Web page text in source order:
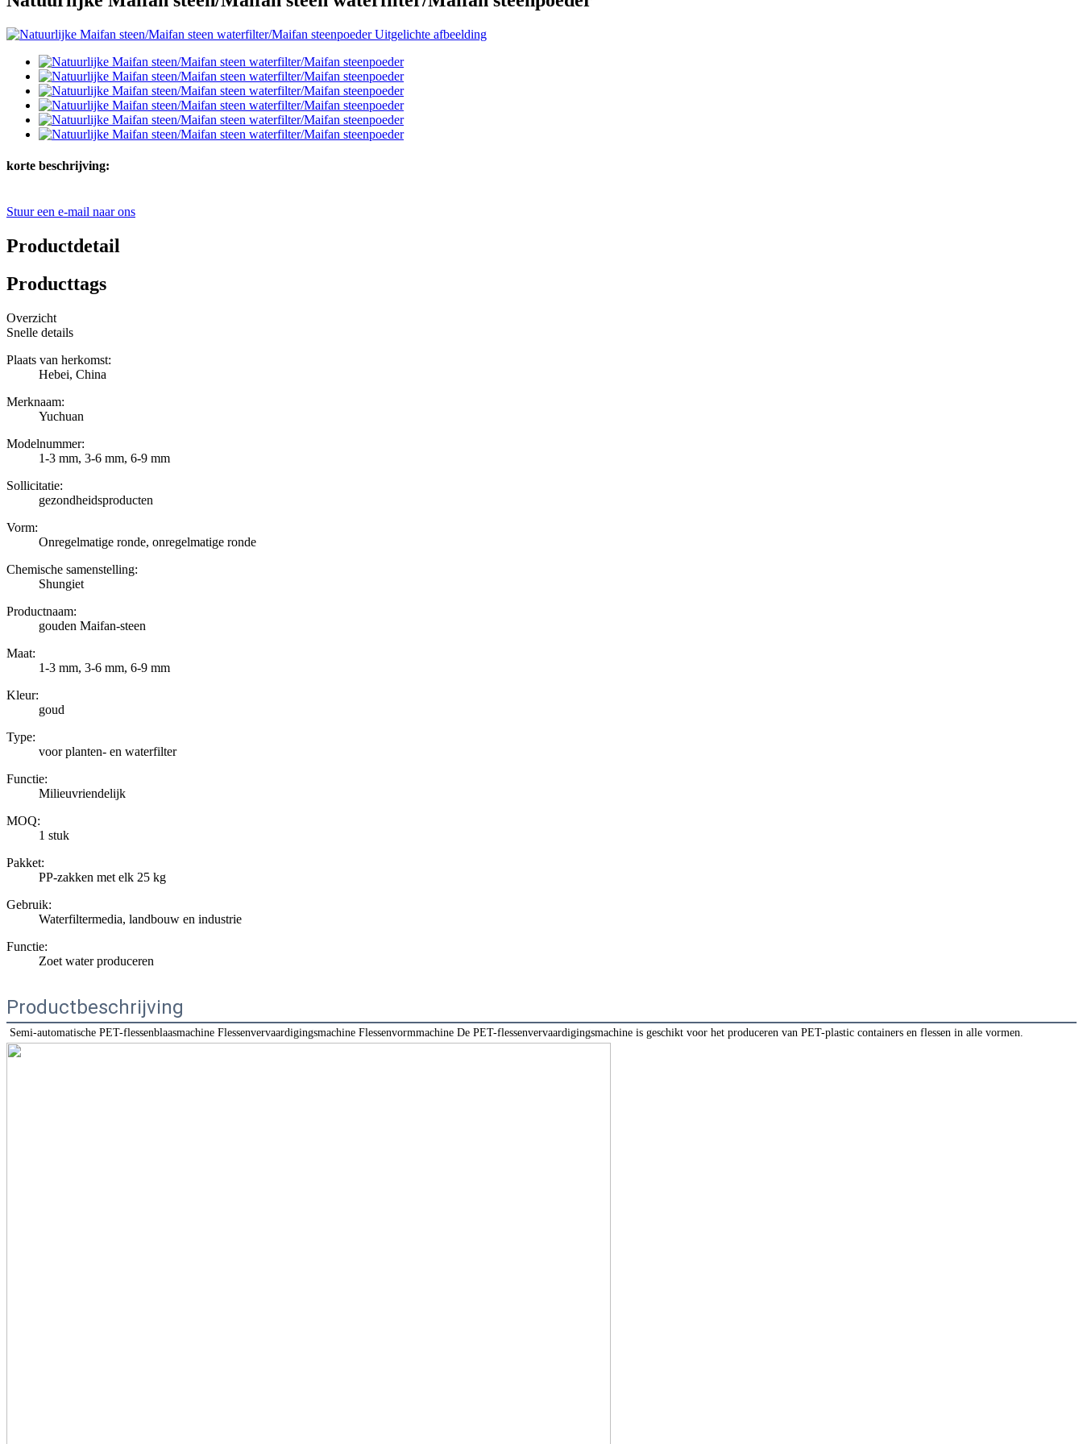
korte beschrijving:
Stuur een e-mail naar ons
Productdetail
Producttags
Overzicht
Snelle details
Plaats van herkomst:
Hebei, China
Merknaam:
Yuchuan
Modelnummer:
1-3 mm, 3-6 mm, 6-9 mm
Sollicitatie:
gezondheidsproducten
Vorm:
Onregelmatige ronde, onregelmatige ronde
Chemische samenstelling:
Shungiet
Productnaam:
gouden Maifan-steen
Maat:
1-3 mm, 3-6 mm, 6-9 mm
Kleur:
goud
Type:
voor planten- en waterfilter
Functie:
Milieuvriendelijk
MOQ:
1 stuk
Pakket:
PP-zakken met elk 25 kg
Gebruik:
Waterfiltermedia, landbouw en industrie
Functie:
Zoet water produceren
Productbeschrijving
Semi-automatische PET-flessenblaasmachine Flessenvervaardigingsmachine Flessenvormmachine De PET-flessenvervaardigingsmachine is geschikt voor het produceren van PET-plastic containers en flessen in alle vormen.